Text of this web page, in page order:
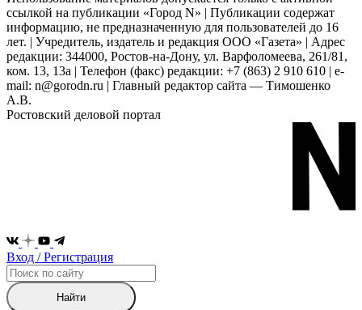
ссылкой на публикации «Город N» | Публикации содержат
информацию, не предназначенную для пользователей до 16
лет. | Учредитель, издатель и редакция ООО «Газета» | Адрес
редакции: 344000, Ростов-на-Дону, ул. Варфоломеева, 261/81,
ком. 13, 13а | Телефон (факс) редакции: +7 (863) 2 910 610 | e-
mail: n@gorodn.ru | Главный редактор сайта — Тимошенко
А.В.
Ростовский деловой портал
Вход / Регистрация
Найти